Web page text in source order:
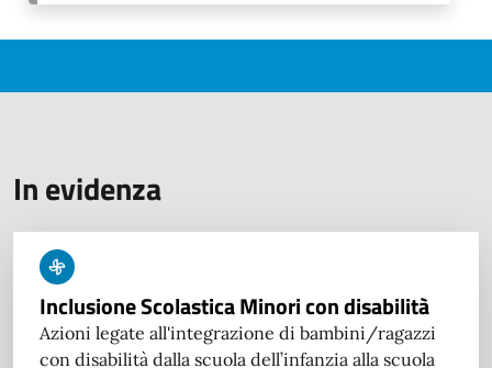
In evidenza
Inclusione Scolastica Minori con disabilità
Azioni legate all'integrazione di bambini/ragazzi
con disabilità dalla scuola dell’infanzia alla scuola